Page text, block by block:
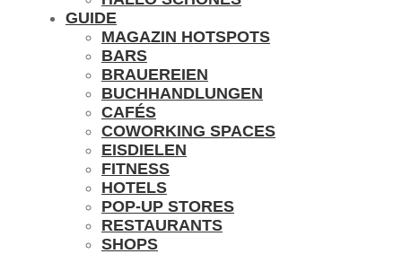
GUIDE
MAGAZIN HOTSPOTS
BARS
BRAUEREIEN
BUCHHANDLUNGEN
CAFÉS
COWORKING SPACES
EISDIELEN
FITNESS
HOTELS
POP-UP STORES
RESTAURANTS
SHOPS